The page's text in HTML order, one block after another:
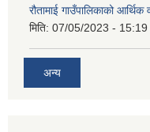
रौतामाई गाउँपालिकाको
मिति: 07/05/2023 - 15:19
अन्य